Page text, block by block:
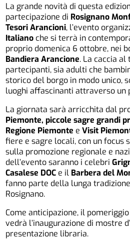
La grande novità di questa
partecipazione di Rosignano
Tesori Arancioni, l’evento
Italiano che si terrà in
proprio domenica 6 ottobre, nei
Bandiera Arancione. La caccia
partecipanti, sia adulti che
storico del borgo in modo unico,
luoghi affascinanti attraverso un
La giornata sarà arricchita dal
Piemonte, piccole sagre grandi
Regione Piemonte eVisit
fiere e sagre locali, con un focus
sulla promozione regionale e
dell’evento saranno i celebri
Casalese DOC e il Barbera del
fanno parte della lunga
Rosignano.
Come anticipazione, il
vedrà l’inaugurazione di mostre
presentazione libraria.